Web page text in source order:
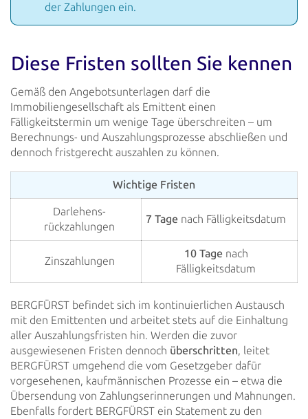
der Zahlungen ein.
Diese Fristen sollten Sie kennen
Gemäß den Angebotsunterlagen darf die
Immobiliengesellschaft als Emittent einen
Fälligkeitstermin um wenige Tage überschreiten – um
Berechnungs- und Auszahlungsprozesse abschließen und
dennoch fristgerecht auszahlen zu können.
Wichtige Fristen
Darlehens­­
rückzahlungen
7 Tage nach Fälligkeitsdatum
Zinszahlungen
10 Tagenach
Fälligkeitsdatum
BERGFÜRST befindet sich im kontinuierlichen Austausch
mit den Emittenten und arbeitet stets auf die Einhaltung
aller Auszahlungsfristen hin. Werden die zuvor
ausgewiesenen Fristen dennoch überschritten, leitet
BERGFÜRST umgehend die vom Gesetzgeber dafür
vorgesehenen, kaufmännischen Prozesse ein – etwa die
Übersendung von Zahlungserinnerungen und Mahnungen.
Ebenfalls fordert BERGFÜRST ein Statement zu den